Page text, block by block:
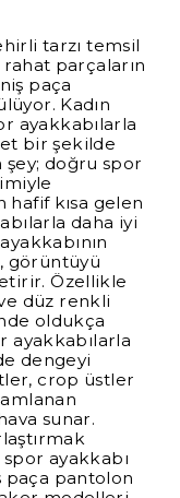
tarzı temsil
parçaların
paça
Kadın
ayakkabılarla
bir şekilde
doğru spor
kısa gelen
daha iyi
görüntüyü
Özellikle
düz renkli
oldukça
ayakkabılarla
dengeyi
crop üstler
sunar.
ayakkabı
paça pantolon